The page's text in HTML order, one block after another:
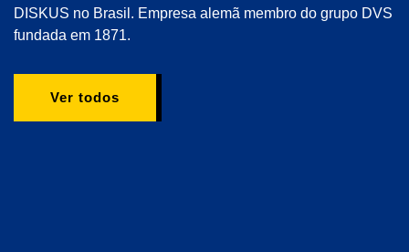
DISKUS no Brasil. Empresa alemã membro do grupo DVS
fundada em 1871.
Ver todos